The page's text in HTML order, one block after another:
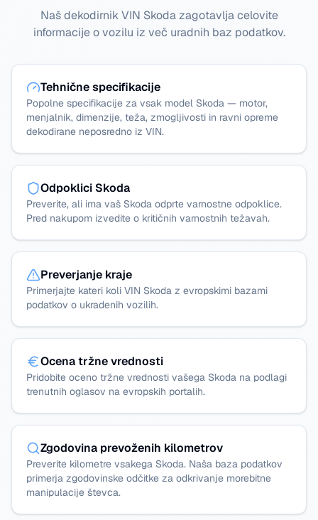
Naš dekodirnik VIN Skoda zagotavlja celovite
informacije o vozilu iz več uradnih baz podatkov.
Tehnične specifikacije
Popolne specifikacije za vsak model Skoda — motor,
menjalnik, dimenzije, teža, zmogljivosti in ravni opreme
dekodirane neposredno iz VIN.
Odpoklici Skoda
Preverite, ali ima vaš Skoda odprte varnostne odpoklice.
Pred nakupom izvedite o kritičnih varnostnih težavah.
Preverjanje kraje
Primerjajte kateri koli VIN Skoda z evropskimi bazami
podatkov o ukradenih vozilih.
Ocena tržne vrednosti
Pridobite oceno tržne vrednosti vašega Skoda na podlagi
trenutnih oglasov na evropskih portalih.
Zgodovina prevoženih kilometrov
Preverite kilometre vsakega Skoda. Naša baza podatkov
primerja zgodovinske odčitke za odkrivanje morebitne
manipulacije števca.